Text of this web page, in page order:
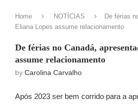
Home NOTÍCIAS
De férias
Eliana Lopes assume relacionamento
De férias no Canadá,
assume relacionamento
by Carolina Carvalho
Após 2023 ser bem corrido para a